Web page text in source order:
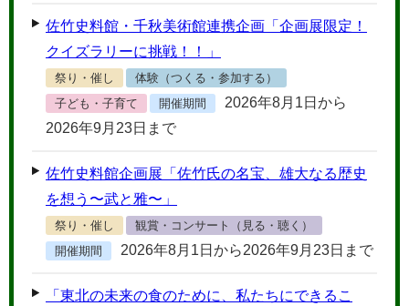
佐竹史料館・千秋美術館連携企画「企画展限定！
クイズラリーに挑戦！！」
祭り・催し
体験（つくる・参加する）
子ども・子育て
開催期間
2026年8月1日から
2026年9月23日まで
佐竹史料館企画展「佐竹氏の名宝、雄大なる歴史
を想う〜武と雅〜」
祭り・催し
観賞・コンサート（見る・聴く）
開催期間
2026年8月1日から2026年9月23日まで
「東北の未来の食のために、私たちにできるこ